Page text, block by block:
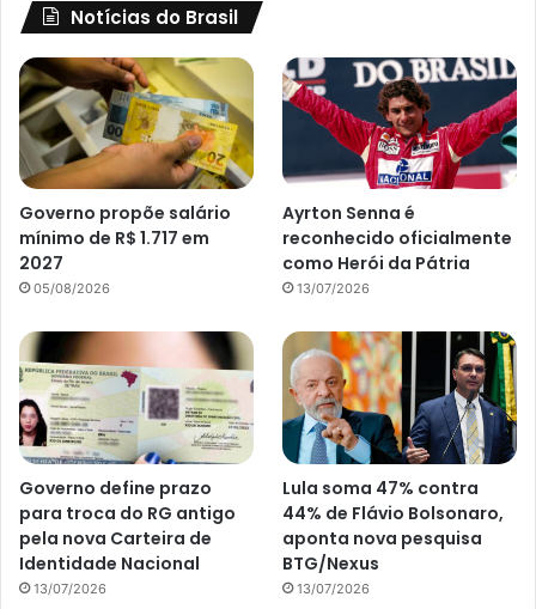
Notícias do Brasil
Governo propõe salário
mínimo de R$ 1.717 em
2027
05/08/2026
Ayrton Senna é
reconhecido oficialmente
como Herói da Pátria
13/07/2026
Governo define prazo
para troca do RG antigo
pela nova Carteira de
Identidade Nacional
13/07/2026
Lula soma 47% contra
44% de Flávio Bolsonaro,
aponta nova pesquisa
BTG/Nexus
13/07/2026